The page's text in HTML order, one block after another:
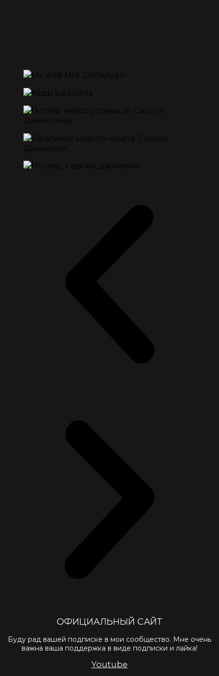
ОФИЦИАЛЬНЫЙ САЙТ
Буду рад вашей подписке в мои сообщество. Мне очень
важна ваша поддержка в виде подписки и лайка!
Youtube